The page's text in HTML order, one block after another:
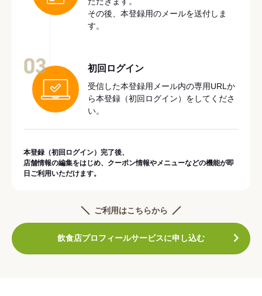
その後、本登録用のメールを送付しま
す。
初回ログイン
受信した本登録用メール内の専用URLか
ら本登録（初回ログイン）をしてくださ
い。
本登録（初回ログイン）完了後、
店舗情報の編集をはじめ、クーポン情報やメニューなどの機能が即
日ご利用いただけます。
ご利用はこちらから
飲食店プロフィールサービスに申し込む